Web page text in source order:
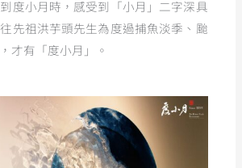
度小月時，感受到「小月」二字深具
先祖洪芋頭先生為度過捕魚淡季、颱
才有「度小月」。